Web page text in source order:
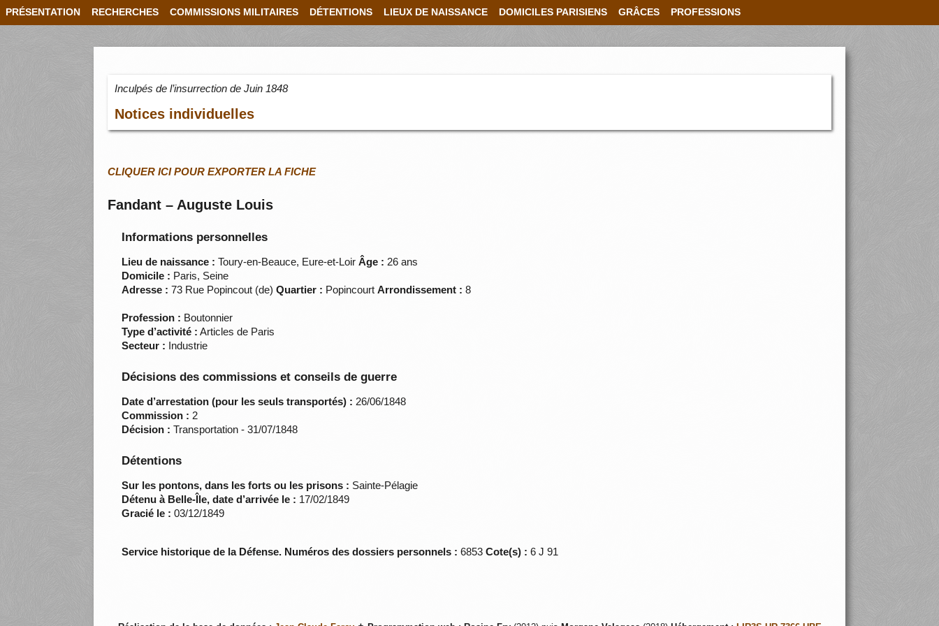
PRÉSENTATION RECHERCHES COMMISSIONS MILITAIRES DÉTENTIONS LIEUX DE NAISSANCE DOMICILES PARISIENS GRÂCES PROFESSIONS
Inculpés de l’insurrection de Juin 1848
Notices individuelles
CLIQUER ICI POUR EXPORTER LA FICHE
Fandant – Auguste Louis
Informations personnelles
Lieu de naissance : Toury-en-Beauce, Eure-et-Loir Âge : 26 ans
Domicile : Paris, Seine
Adresse : 73 Rue Popincout (de)Quartier : PopincourtArrondissement : 8
Profession : Boutonnier
Type d’activité : Articles de Paris
Secteur : Industrie
Décisions des commissions et conseils de guerre
Date d’arrestation (pour les seuls transportés) : 26/06/1848
Commission : 2
Décision : Transportation - 31/07/1848
Détentions
Sur les pontons, dans les forts ou les prisons : Sainte-Pélagie
Détenu à Belle-Île, date d’arrivée le : 17/02/1849
Gracié le : 03/12/1849
Service historique de la Défense. Numéros des dossiers personnels :6853Cote(s) : 6 J 91